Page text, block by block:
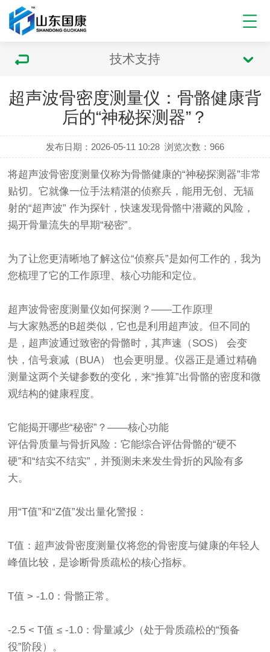
技术支持
超声波骨密度测量仪：骨骼健康背
后的“神秘探测器”？
发布日期：2026-05-11 10:28 浏览次数：966
将超声波骨密度测量仪称为骨骼健康的“神秘探测器”非常
贴切。它就像一位手法精湛的侦察兵，能用无创、无辐
射的“超声波” 作为探针，快速发现骨骼中潜藏的风险，
揭开骨量流失的早期“秘密”。
为了让您更清晰地了解这位“侦察兵”是如何工作的，我为
您梳理了它的工作原理、核心功能和定位。
超声波骨密度测量仪如何探测？——工作原理
与大家熟悉的B超类似，它也是利用超声波。但不同的
是，超声波通过致密的骨骼时，其声速（SOS） 会变
快，信号衰减（BUA） 也会更明显。仪器正是通过精确
测量这两个关键参数的变化，来“推算”出骨骼的密度和微
观结构的健康程度。
它能揭开哪些“秘密”？——核心功能
评估骨质量与骨折风险：它能综合评估骨骼的“硬不
硬”和“结实不结实”，并预测未来发生骨折的风险有多
大。
用“T值”和“Z值”发出量化警报：
T值： 超声波骨密度测量仪将您的骨密度与健康的年轻人
峰值比较，是诊断骨质疏松的核心指标。
T值 > -1.0：骨骼正常。
-2.5 < T值 ≤ -1.0：骨量减少（处于骨质疏松的“预备
役”阶段）。